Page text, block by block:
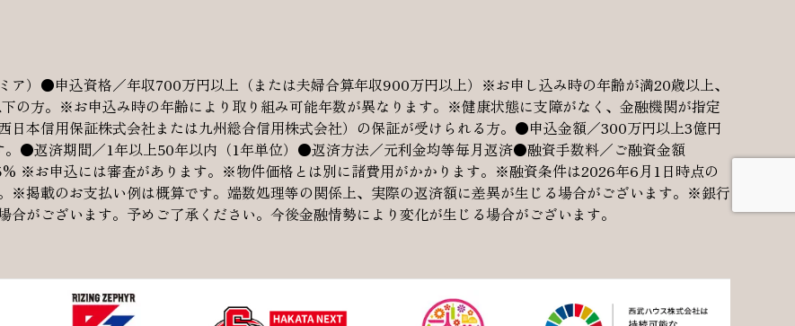
）●申込資格／年収700万円以上（または夫婦合算年収900万円以上）※お申し込み時の年齢が満20歳以上、
の方。※お申込み時の年齢により取り組み可能年数が異なります。※健康状態に支障がなく、金融機関が指定
本信用保証株式会社または九州総合信用株式会社）の保証が受けられる方。●申込金額／300万円以上3億円
●返済期間／1年以上50年以内（1年単位）●返済方法／元利金均等毎月返済●融資手数料／ご融資金額
※お申込には審査があります。※物件価格とは別に諸費用がかかります。※融資条件は2026年6月1日時点の
※掲載のお支払い例は概算です。端数処理等の関係上、実際の返済額に差異が生じる場合がございます。※銀行
がございます。予めご了承ください。今後金融情勢により変化が生じる場合がございます。